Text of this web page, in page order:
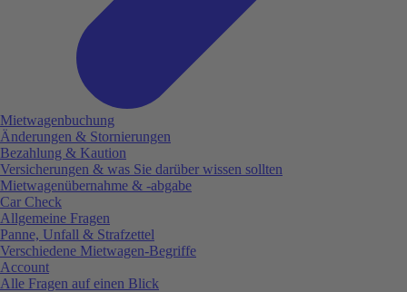
Mietwagenbuchung
Änderungen & Stornierungen
Bezahlung & Kaution
Versicherungen & was Sie darüber wissen sollten
Mietwagenübernahme & -abgabe
Car Check
Allgemeine Fragen
Panne, Unfall & Strafzettel
Verschiedene Mietwagen-Begriffe
Account
Alle Fragen auf einen Blick